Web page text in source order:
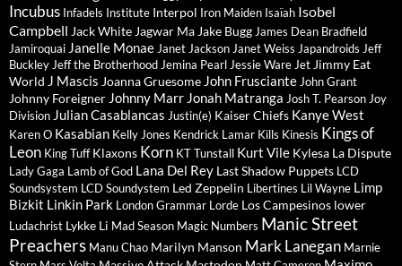
Incubus Infadels Institute Interpol Iron Maiden Isaïah Isobel
Campbell Jack White Jagwar Ma Jake Bugg James Dean Bradfield
Jamiroquai Janelle Monae Janet Jackson Janet Weiss Japandroids Jeff
Buckley Jeff the Brotherhood Jemina Pearl Jessie Ware Jet Jimmy Eat
World J Mascis Joanna Gruesome John Frusciante John Grant
Johnny Foreigner Johnny Marr Jonah Matranga Josh T. Pearson Joy
Division Julian Casablancas Justin(e) Kaiser Chiefs Kanye West
Karen O Kasabian Kelly Jones Kendrick Lamar Kills Kinesis Kings of
Leon King Tuff Klaxons Korn KT Tunstall Kurt Vile Kylesa La Dispute
Lady Gaga Lamb of God Lana Del Rey Last Shadow Puppets LCD
Soundsystem LCD Soundystem Led Zeppelin Libertines Lil Wayne Limp
Bizkit Linkin Park London Grammar Lorde Los Campesinos lower
Ludachrist Lykke Li Mad Season Magic Numbers Manic Street
Preachers Manu Chao Marilyn Manson Mark Lanegan Marnie